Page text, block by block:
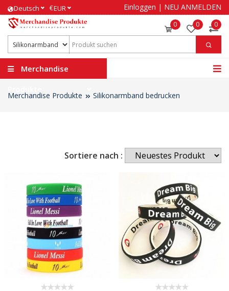
Deutsch €EUR Einloggen | NEU ANMELDEN
0 0 0
Merchandise
Merchandise Produkte Silikonarmband bedrucken
Sortiere nach :